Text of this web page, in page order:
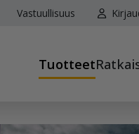
Vastuullisuus
Tuotteet